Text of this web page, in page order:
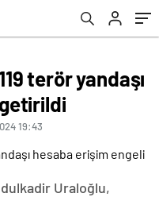
terör yandaşı
19:43
Uraloğlu,